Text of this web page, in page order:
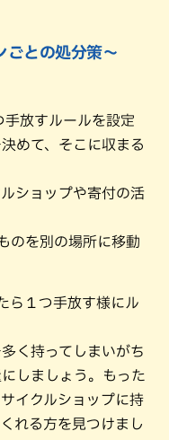
ごとの処分策～
手放すルールを設定
めて、そこに収まる
ショップや寄付の活
のを別の場所に移動
ら１つ手放す様にル
く持ってしまいがち
しましょう。もった
イクルショップに持
れる方を見つけまし